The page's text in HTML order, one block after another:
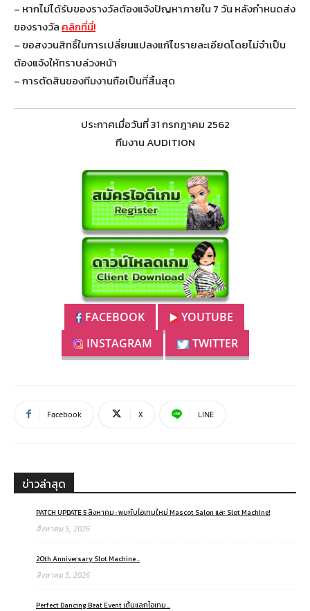
– หากไม่ได้รับของรางวัลต้องแจ้งปัญหาภายใน 7 วัน หลังกำหนดส่ง
ของรางวัล คลิกที่นี่!
– ขอสงวนสิทธิ์ในการเปลี่ยนแปลงแก้ไขรายละเอียดโดยไม่จำเป็น
ต้องแจ้งให้ทราบล่วงหน้า
– การตัดสินของทีมงานถือเป็นที่สิ้นสุด
ประกาศเมื่อวันที่ 31 กรกฎาคม 2562
ทีมงาน AUDITION
FACEBOOK
YOUTUBE
INSTAGRAM
TWITTER
Facebook X LINE
ข่าวล่าสุด
PATCH UPDATE 5 สิงหาคม : พบกับไอเทมใหม่ Mascot Salon และ Slot Machine!
สิงหาคม 5, 2026
20th Anniversary Slot Machine ..
สิงหาคม 5, 2026
Perfect Dancing Beat Event เต้นแลกไอเทม ..